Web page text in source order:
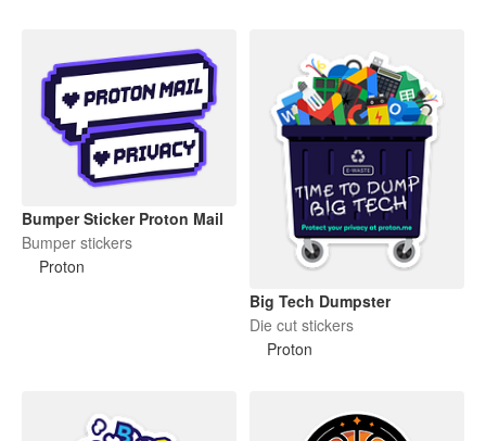
Bumper Sticker Proton Mail
Bumper stickers
Proton
Big Tech Dumpster
Die cut stickers
Proton